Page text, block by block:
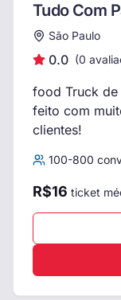
Tudo Com
São Paulo
0.0 (0
food Truck de
feito com
clientes!
100-800
R$16 ticket